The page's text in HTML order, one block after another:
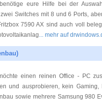
eure Hilfe bei der
Switches mit 8 und 6 Ports,
7590 AX sind auch voll
... mehr auf
einen reinen Office - PC
und ausprobieren, kein
sowie mehrere Samsung 980